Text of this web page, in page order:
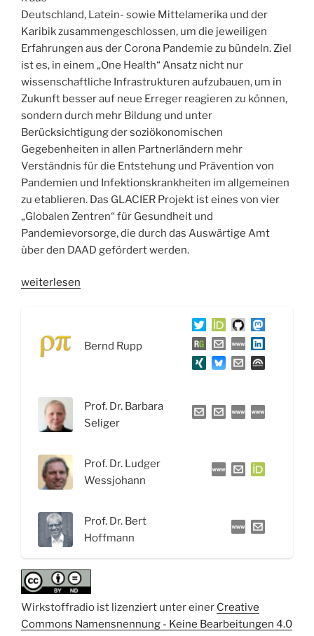
Deutschland, Latein- sowie Mittelamerika und der
Karibik zusammengeschlossen, um die jeweiligen
Erfahrungen aus der Corona Pandemie zu bündeln. Ziel
ist es, in einem „One Health“ Ansatz nicht nur
wissenschaftliche Infrastrukturen aufzubauen, um in
Zukunft besser auf neue Erreger reagieren zu können,
sondern durch mehr Bildung und unter
Berücksichtigung der soziökonomischen
Gegebenheiten in allen Partnerländern mehr
Verständnis für die Entstehung und Prävention von
Pandemien und Infektionskrankheiten im allgemeinen
zu etablieren. Das GLACIER Projekt ist eines von vier
„Globalen Zentren“ für Gesundheit und
Pandemievorsorge, die durch das Auswärtige Amt
über den DAAD gefördert werden.
„WSR056
weiterlesen
Bernd Rupp
Prof. Dr. Barbara
Seliger
Prof. Dr. Ludger
Wessjohann
Prof. Dr. Bert
Hoffmann
Wirkstoffradio ist lizenziert unter einer Creative
Commons Namensnennung - Keine Bearbeitungen 4.0